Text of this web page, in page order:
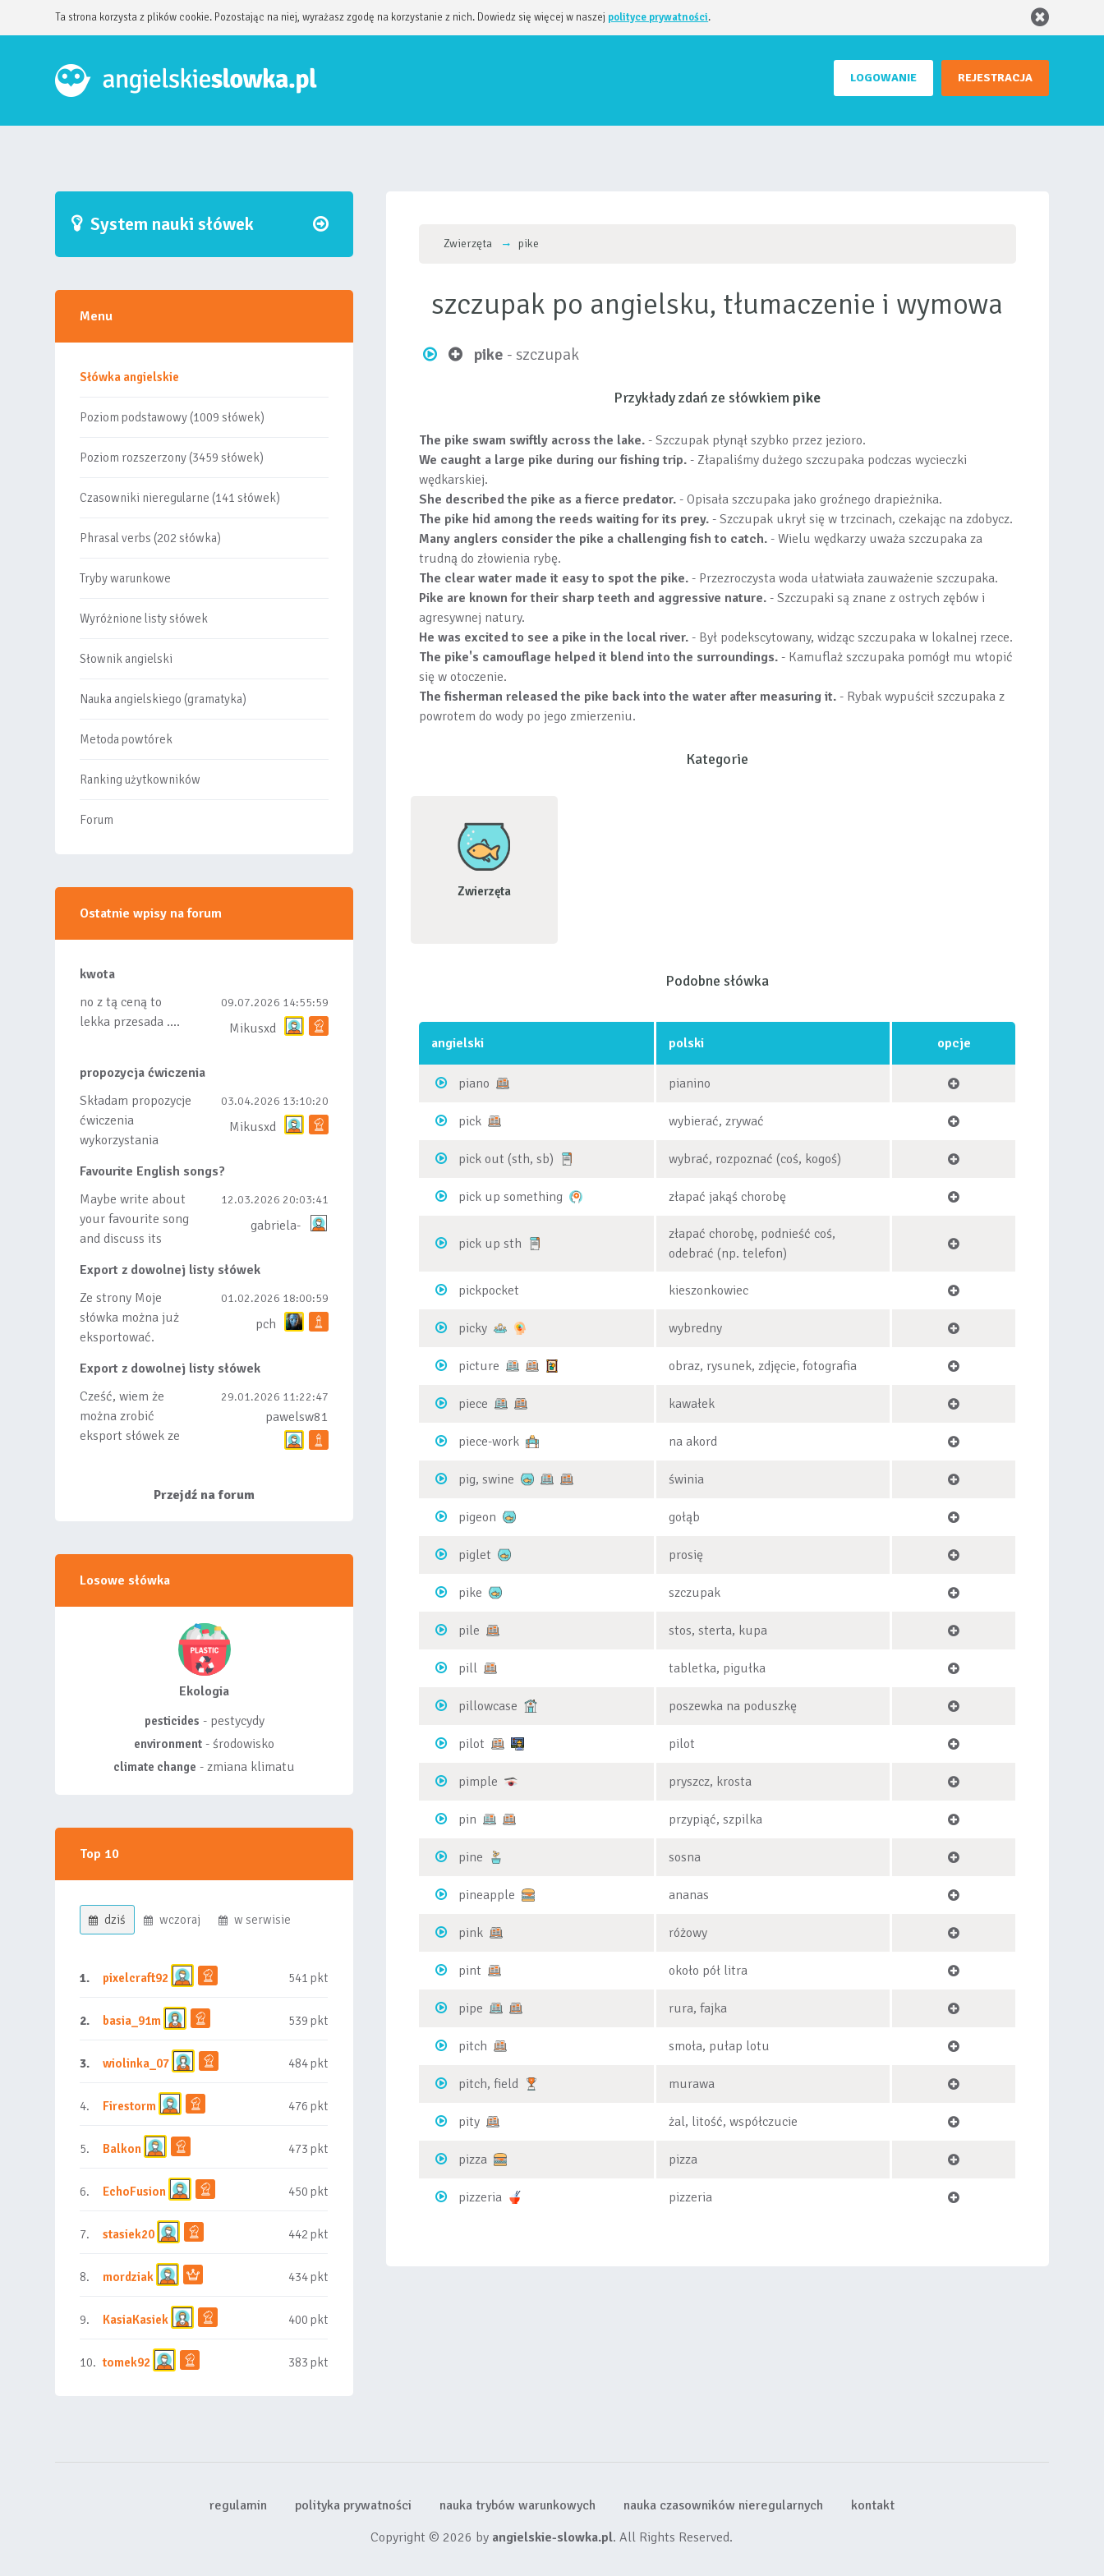
Ta strona korzysta z plików cookie. Pozostając na niej, wyrażasz zgodę na korzystanie z nich. Dowiedz się więcej w naszej polityce prywatności.
REJESTRACJA
LOGOWANIE
System nauki słówek
Menu
Słówka angielskie
Poziom podstawowy (1009 słówek)
Poziom rozszerzony (3459 słówek)
Czasowniki nieregularne (141 słówek)
Phrasal verbs (202 słówka)
Tryby warunkowe
Wyróżnione listy słówek
Słownik angielski
Nauka angielskiego (gramatyka)
Metoda powtórek
Ranking użytkowników
Forum
Ostatnie wpisy na forum
kwota
no z tą ceną to
lekka przesada ....
09.07.2026 14:55:59
Mikusxd
propozycja ćwiczenia
Składam propozycje
ćwiczenia
wykorzystania
lub dodanych do
listy, czy tez ze
wszys...
03.04.2026 13:10:20
Mikusxd
Favourite English songs?
Maybe write about
your favourite song
and discuss its
12.03.2026 20:03:41
gabriela-
Export z dowolnej listy słówek
Ze strony Moje
słówka można już
eksportować.
masowego importu
nie będę robił bo
wiąże się...
01.02.2026 18:00:59
pch
Export z dowolnej listy słówek
Cześć, wiem że
można zrobić
eksport słówek ze
wyróżnionych lis...
29.01.2026 11:22:47
pawelsw81
Przejdź na forum
Losowe słówka
Ekologia
pesticides - pestycydy
environment - środowisko
climate change - zmiana klimatu
Top 10
dziś wczoraj w serwisie
1. pixelcraft92 541 pkt
2. basia_91m 539 pkt
3. wiolinka_07 484 pkt
4. Firestorm 476 pkt
5. Balkon 473 pkt
6. EchoFusion 450 pkt
7. stasiek20 442 pkt
8. mordziak 434 pkt
9. KasiaKasiek 400 pkt
10. tomek92 383 pkt
Zwierzęta pike
szczupak po angielsku, tłumaczenie i wymowa
pike - szczupak
Przykłady zdań ze słówkiem pike
The pike swam swiftly across the lake. - Szczupak płynął szybko przez jezioro.
We caught a large pike during our fishing trip. - Złapaliśmy dużego szczupaka podczas wycieczki
wędkarskiej.
She described the pike as a fierce predator. - Opisała szczupaka jako groźnego drapieżnika.
The pike hid among the reeds waiting for its prey. - Szczupak ukrył się w trzcinach, czekając na zdobycz.
Many anglers consider the pike a challenging fish to catch. - Wielu wędkarzy uważa szczupaka za
trudną do złowienia rybę.
The clear water made it easy to spot the pike. - Przezroczysta woda ułatwiała zauważenie szczupaka.
Pike are known for their sharp teeth and aggressive nature. - Szczupaki są znane z ostrych zębów i
agresywnej natury.
He was excited to see a pike in the local river. - Był podekscytowany, widząc szczupaka w lokalnej rzece.
The pike's camouflage helped it blend into the surroundings. - Kamuflaż szczupaka pomógł mu wtopić
się w otoczenie.
The fisherman released the pike back into the water after measuring it. - Rybak wypuścił szczupaka z
powrotem do wody po jego zmierzeniu.
Kategorie
Zwierzęta
Podobne słówka
angielski polski opcje
piano pianino
pick wybierać, zrywać
pick out (sth, sb) wybrać, rozpoznać (coś, kogoś)
pick up something złapać jakąś chorobę
pick up sth
złapać chorobę, podnieść coś,
odebrać (np. telefon)
pickpocket kieszonkowiec
picky wybredny
picture obraz, rysunek, zdjęcie, fotografia
piece kawałek
piece-work na akord
pig, swine świnia
pigeon gołąb
piglet prosię
pike szczupak
pile stos, sterta, kupa
pill tabletka, pigułka
pillowcase poszewka na poduszkę
pilot pilot
pimple pryszcz, krosta
pin przypiąć, szpilka
pine sosna
pineapple ananas
pink różowy
pint około pół litra
pipe rura, fajka
pitch smoła, pułap lotu
pitch, field murawa
pity żal, litość, współczucie
pizza pizza
pizzeria pizzeria
regulamin polityka prywatności nauka trybów warunkowych nauka czasowników nieregularnych
kontakt
Copyright © 2026 by angielskie-slowka.pl. All Rights Reserved.